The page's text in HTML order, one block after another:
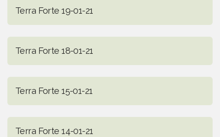
Terra Forte 19-01-21
Terra Forte 18-01-21
Terra Forte 15-01-21
Terra Forte 14-01-21